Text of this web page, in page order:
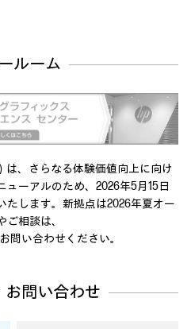
ルーム
は、さらなる体験価値向上に向け
ーアルのため、2026年5月15日
たします。新拠点は2026年夏オー
相談は、
問い合わせください。
お問い合わせ